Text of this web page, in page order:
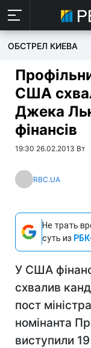
ОБСТРЕЛ КИЕВА
США
Джека
фінансів
19:30 26.02.2013 Вт
RBC.UA
Не трать
суть из
У США
схвалив
пост
номінанта
виступили